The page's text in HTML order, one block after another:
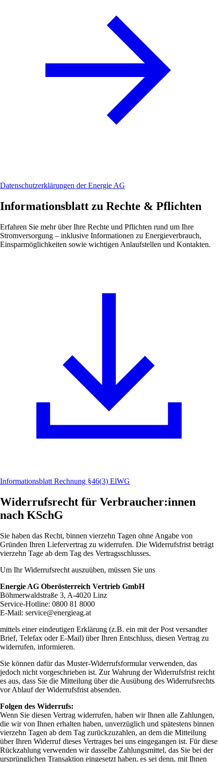
Datenschutzerklärungen der Energie AG
Informationsblatt zu Rechte & Pflichten
Erfahren Sie mehr über Ihre Rechte und Pflichten rund um Ihre
Stromversorgung – inklusive Informationen zu Energieverbrauch,
Einsparmöglichkeiten sowie wichtigen Anlaufstellen und Kontakten.
Informationsblatt Rechnung §46(3) ElWG
Widerrufsrecht für Verbraucher:innen
nach KSchG
Sie haben das Recht, binnen vierzehn Tagen ohne Angabe von
Gründen Ihren Liefervertrag zu widerrufen. Die Widerrufsfrist beträgt
vierzehn Tage ab dem Tag des Vertragsschlusses.
Um Ihr Widerrufsrecht auszuüben, müssen Sie uns
Energie AG Oberösterreich Vertrieb GmbH
Böhmerwaldstraße 3, A-4020 Linz
Service-Hotline: 0800 81 8000
E-Mail: service@energieag.at
mittels einer eindeutigen Erklärung (z.B. ein mit der Post versandter
Brief, Telefax oder E-Mail) über Ihren Entschluss, diesen Vertrag zu
widerrufen, informieren.
Sie können dafür das Muster-Widerrufsformular verwenden, das
jedoch nicht vorgeschrieben ist. Zur Wahrung der Widerrufsfrist reicht
es aus, dass Sie die Mitteilung über die Ausübung des Widerrufsrechts
vor Ablauf der Widerrufsfrist absenden.
Folgen des Widerrufs:
Wenn Sie diesen Vertrag widerrufen, haben wir Ihnen alle Zahlungen,
die wir von Ihnen erhalten haben, unverzüglich und spätestens binnen
vierzehn Tagen ab dem Tag zurückzuzahlen, an dem die Mitteilung
über Ihren Widerruf dieses Vertrages bei uns eingegangen ist. Für diese
Rückzahlung verwenden wir dasselbe Zahlungsmittel, das Sie bei der
ursprünglichen Transaktion eingesetzt haben, es sei denn, mit Ihnen